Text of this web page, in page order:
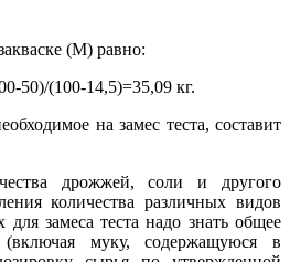
(М) равно:
50)/(100-14,5)=35,09 кг.
на замес теста, составит
дрожжей, соли и другого
количества различных видов
замеса теста надо знать общее
муку, содержащуюся в